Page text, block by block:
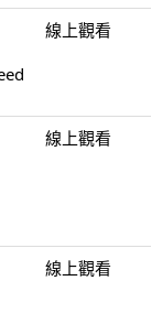
線上觀看
線上觀看
線上觀看